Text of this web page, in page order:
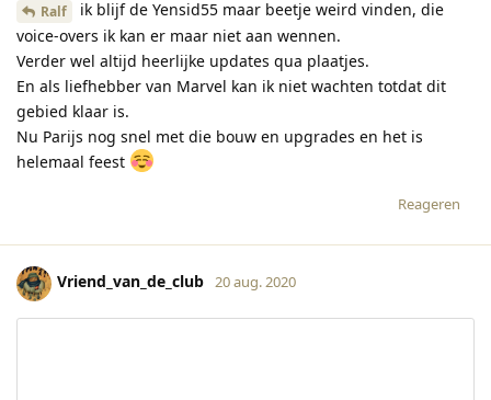
Ralf
ik blijf de Yensid55 maar beetje weird vinden, die
voice-overs ik kan er maar niet aan wennen.
Verder wel altijd heerlijke updates qua plaatjes.
En als liefhebber van Marvel kan ik niet wachten totdat dit
gebied klaar is.
Nu Parijs nog snel met die bouw en upgrades en het is
helemaal feest
Reageren
Vriend_van_de_club 20 aug. 2020